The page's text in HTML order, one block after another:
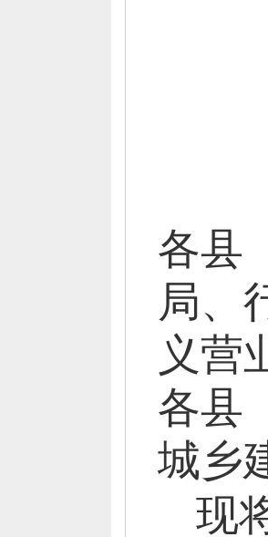
各县
局、
义营
各县
城乡
现